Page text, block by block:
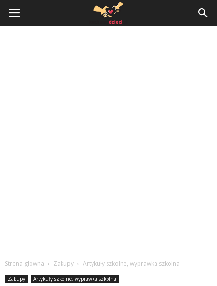
KochamyDzieci.pl
Strona główna Zakupy Artykuły szkolne, wyprawka szkolna
Zakupy Artykuły szkolne, wyprawka szkolna